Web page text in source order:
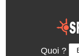
Quoi ?